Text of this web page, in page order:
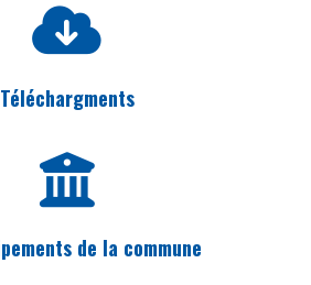
Téléchargments
de la commune